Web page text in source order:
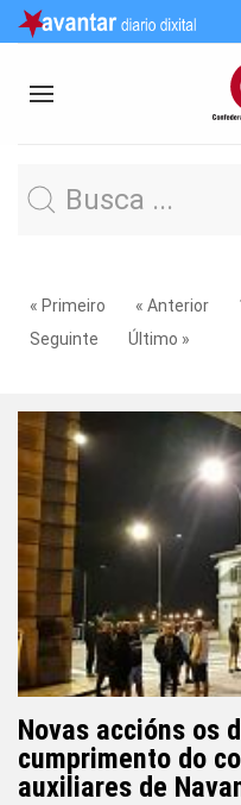
« Primeiro « Anterior
Seguinte
Último »
Novas accións os
cumprimento do
auxiliares de